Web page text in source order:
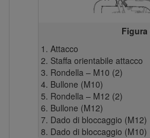
Figura
Attacco
Staffa orientabile attacco
Rondella – M10 (2)
Bullone (M10)
Rondella – M12 (2)
Bullone (M12)
Dado di bloccaggio (M12)
Dado di bloccaggio (M10)